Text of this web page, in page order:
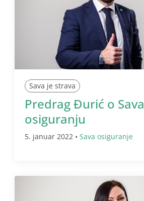
Sava je strava
Predrag Đurić o Sava
osiguranju
5. januar 2022 • Sava osiguranje